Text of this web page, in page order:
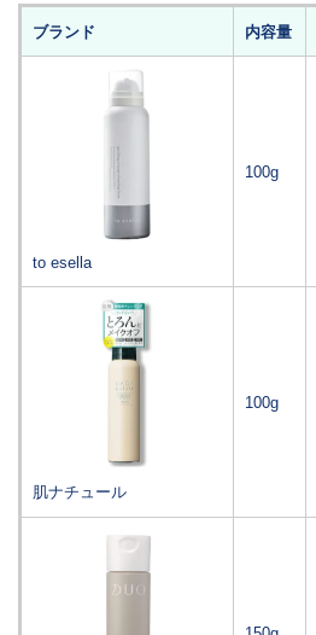
ブランド 内容量
to esella
100g
肌ナチュール
100g